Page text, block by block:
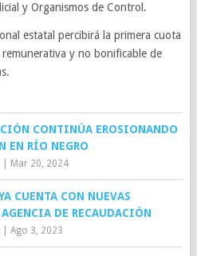
y Organismos de Control.
estatal percibirá la primera cuota
y no bonificable de
CONTINÚA EROSIONANDO
EN RÍO NEGRO
| Mar 20, 2024
CUENTA CON NUEVAS
DE RECAUDACIÓN
| Ago 3, 2023